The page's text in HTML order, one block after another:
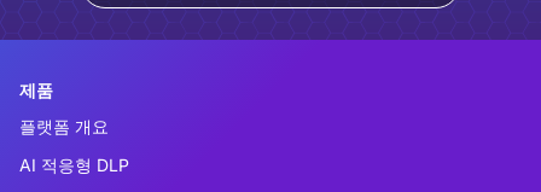
제품
플랫폼 개요
AI 적응형 DLP